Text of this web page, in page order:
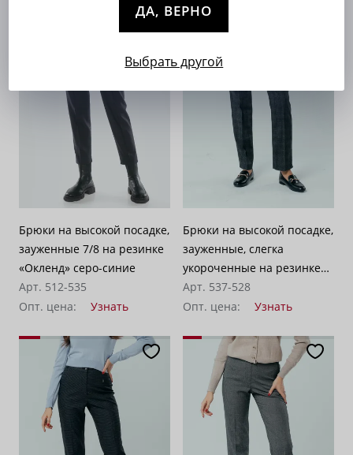
Брюки на высокой посадке,
зауженные 7/8 на резинке
«Окленд» серо-синие
Арт. 512-535
Опт. цена:
Узнать
Брюки на высокой посадке,
зауженные, слегка
укороченные на резинке
«Лима» серо-коричневые
Арт. 537-528
Опт. цена:
Узнать
ДА, ВЕРНО
Выбрать другой